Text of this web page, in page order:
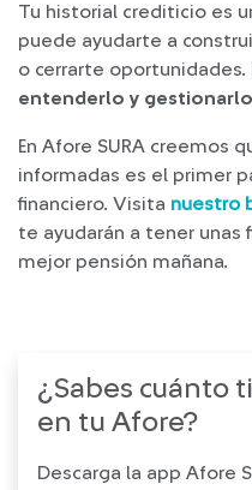
Tu historial crediticio es
puede ayudarte a
o cerrarte oportunidades.
entenderlo y
En Afore SURA creemos
informadas es el primer
financiero. Visita nuestro
te ayudarán a tener unas
mejor pensión mañana.
¿Sabes cuánto
en tu Afore?
Descarga la app Afore